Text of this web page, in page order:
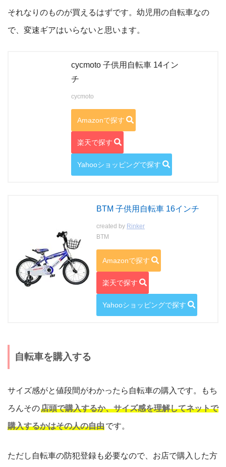
それなりのものが買えるはずです。幼児用の自転車なの
で、変速ギアはいらないと思います。
cycmoto 子供用自転車 14イン
チ
cycmoto
Amazonで探す
楽天で探す
Yahooショッピングで探す
BTM 子供用自転車 16インチ
created by Rinker
BTM
Amazonで探す
楽天で探す
Yahooショッピングで探す
自転車を購入する
サイズ感がと値段間がわかったら自転車の購入です。もち
ろんその店頭で購入するか、サイズ感を理解してネットで
購入するかはその人の自由です。
ただし自転車の防犯登録も必要なので、お店で購入した方